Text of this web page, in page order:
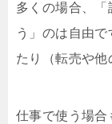
多くの場合、
う」のは自由
たり（転売や他
仕事で使う場合